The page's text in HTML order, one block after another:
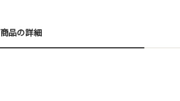
商品の詳細